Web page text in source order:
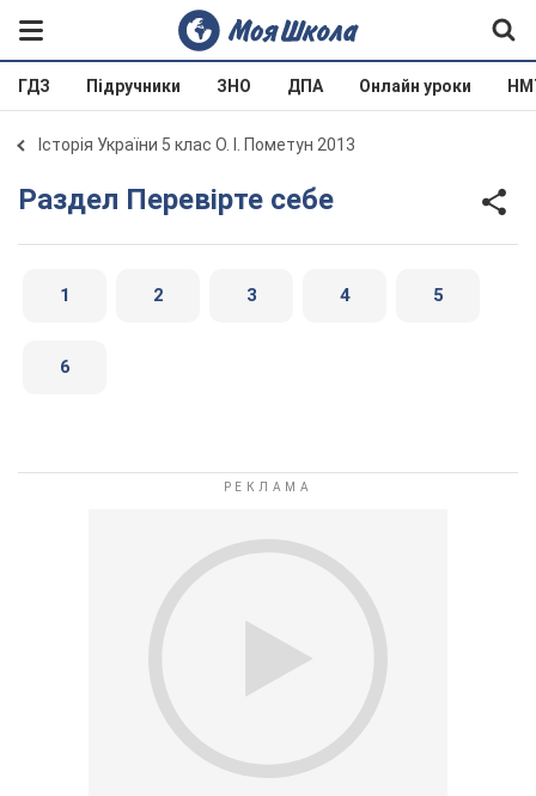
ГДЗ Підручники ЗНО ДПА Онлайн уроки
Історія України 5 клас О. І. Пометун 2013
Раздел Перевірте себе
1 2 3 4 5
6